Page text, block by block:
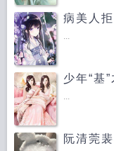
病美人
...
少年“基
...
阮清莞